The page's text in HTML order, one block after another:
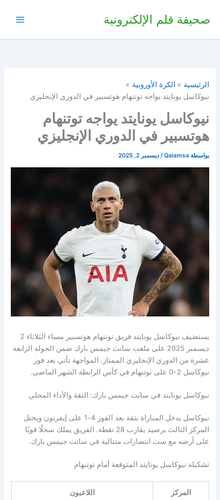
صحيفة قلم الإلكترونية
الرئيسية
الكرة الأوروبية
نيوكاسل يونايتد يواجه توتنهام هوتسبير في الدوري الإنجليزي
نيوكاسل يونايتد يواجه توتنهام
هوتسبير في الدوري الإنجليزي
بواسطة Qalamsa
/ديسمبر 2, 2025
يستضيف نيوكاسل يونايتد فريق توتنهام هوتسبير مساء الثلاثاء 2
ديسمبر 2025 على ملعب سانت جيمس بارك ضمن الجولة الرابعة
عشرة من الدوري الإنجليزي الممتاز. المواجهة تأتي بعد فوز
نيوكاسل 2-0 على توتنهام في كأس الرابطة الشهر الماضي.
نيوكاسل يونايتد في سانت جيمس بارك: الثقة والأداء المحلي
نيوكاسل يدخل المباراة بثقة بعد الفوز 4-1 على إيفرتون ويحتل
المركز الثالث برصيد يقارب 28 نقطة. الفريق يملك سجلًا قويًا
على أرضه مع ست انتصارات متتالية في سانت جيمس بارك.
تشكيلة نيوكاسل يونايتد المتوقعة أمام توتنهام
المركز اللاعبون